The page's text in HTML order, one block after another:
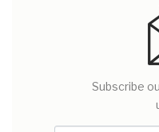
Subscribe